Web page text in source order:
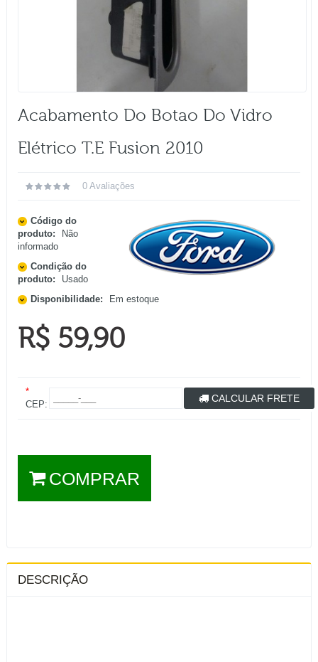
Acabamento Do Botao Do Vidro
Elétrico T.e Fusion 2010
0 Avaliações
Código do
produto:
Não
informado
Condição do
produto:
Usado
Disponibilidade:
Em estoque
R$ 59,90
*
CEP:
CALCULAR FRETE
COMPRAR
DESCRIÇÃO